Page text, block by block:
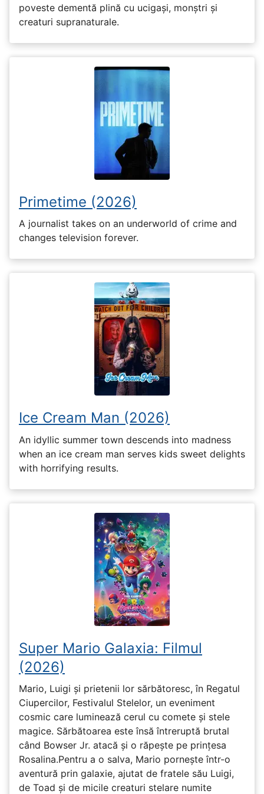
poveste dementă plină cu ucigași, monștri și
creaturi supranaturale.
Primetime (2026)
A journalist takes on an underworld of crime and
changes television forever.
Ice Cream Man (2026)
An idyllic summer town descends into madness
when an ice cream man serves kids sweet delights
with horrifying results.
Super Mario Galaxia: Filmul
(2026)
Mario, Luigi și prietenii lor sărbătoresc, în Regatul
Ciupercilor, Festivalul Stelelor, un eveniment
cosmic care luminează cerul cu comete și stele
magice. Sărbătoarea este însă întreruptă brutal
când Bowser Jr. atacă și o răpește pe prinţesa
Rosalina.Pentru a o salva, Mario pornește într-o
aventură prin galaxie, ajutat de fratele său Luigi,
de Toad și de micile creaturi stelare numite